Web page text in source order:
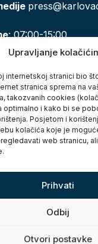
Upravljanje
internetskoj stranici bio
stranica sprema na
takozvanih cookies
optimalno i kako bi se
Posjetom i
kolačića koje je
web stranicu,
Prihvati
Odbij
Otvori postavke
: 07:00-15:00
podataka
grada